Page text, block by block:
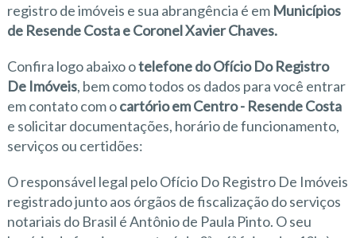
registro de imóveis e sua abrangência é em Municípios
de Resende Costa e Coronel Xavier Chaves.
Confira logo abaixo otelefone do Ofício Do Registro
De Imóveis, bem como todos os dados para você entrar
em contato com ocartório em Centro - Resende Costa
e solicitar documentações, horário de funcionamento,
serviços ou certidões:
O responsável legal pelo Ofício Do Registro De Imóveis
registrado junto aos órgãos de fiscalização do serviços
notariais do Brasil é Antônio de Paula Pinto. O seu